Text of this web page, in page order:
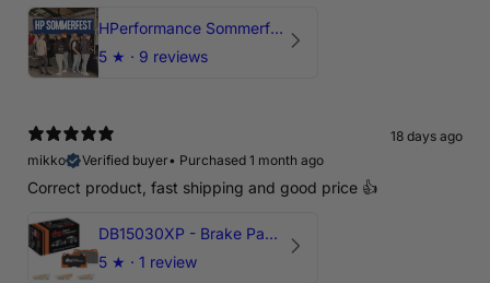
HPerformance Sommerfest 2026
5 ★ · 9 reviews
18 days ago
mikko
Verified buyer• Purchased 1 month ago
Correct product, fast shipping and good price 👍
DB15030XP - Brake Pads Xtreme Performance | Front Axle
5 ★ · 1 review